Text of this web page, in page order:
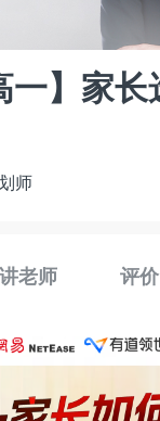
一】家
师
老师 评价